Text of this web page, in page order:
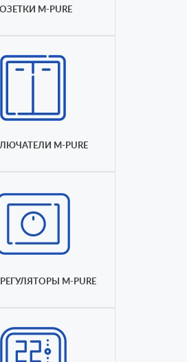
M-PURE
M-PURE
M-PURE